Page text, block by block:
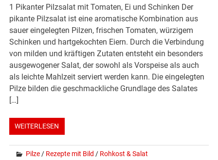
1 Pikanter Pilzsalat mit Tomaten, Ei und Schinken Der
pikante Pilzsalat ist eine aromatische Kombination aus
sauer eingelegten Pilzen, frischen Tomaten, würzigem
Schinken und hartgekochten Eiern. Durch die Verbindung
von milden und kräftigen Zutaten entsteht ein besonders
ausgewogener Salat, der sowohl als Vorspeise als auch
als leichte Mahlzeit serviert werden kann. Die eingelegten
Pilze bilden die geschmackliche Grundlage des Salates
[…]
WEITERLESEN
Pilze/ Rezepte mit Bild / Rohkost & Salat